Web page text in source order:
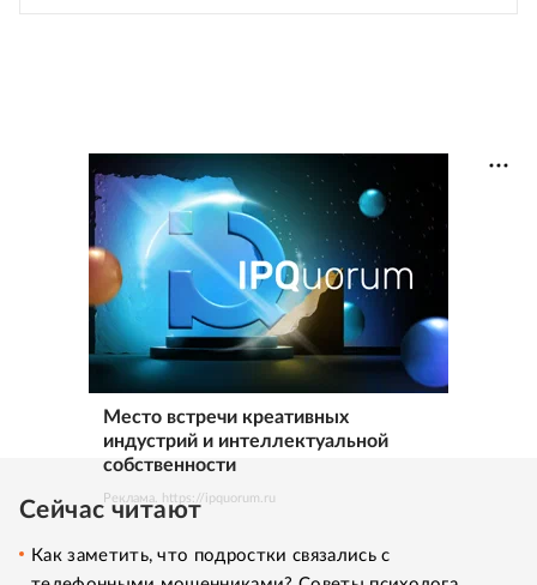
Место встречи креативных
индустрий и интеллектуальной
собственности
Реклама. https://ipquorum.ru
Сейчас читают
Как заметить, что подростки связались с